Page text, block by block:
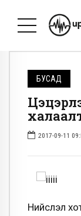
БУСАД
2017-09-11
Нийслэл